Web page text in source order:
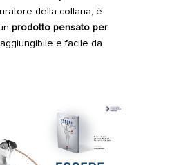
della collana, è
prodotto pensato per
e facile da